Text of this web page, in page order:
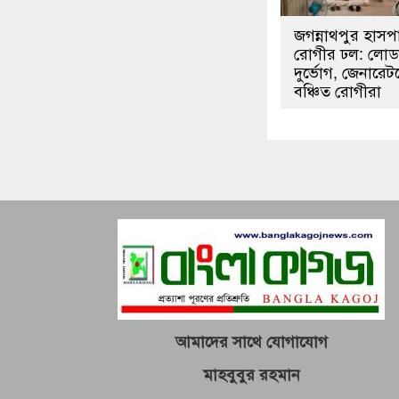
জগন্নাথপুর
রোগীর ঢল:
দুর্ভোগ,
বঞ্চিত রোগীরা
আমাদের সাথে যোগাযোগ
মাহবুবুর রহমান